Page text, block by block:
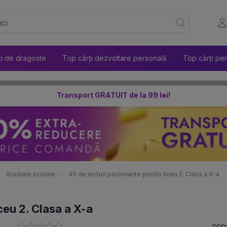
de dragoste Top cărți dezvoltare personală Top cărți
Transport GRATUIT de la 99 lei!
Auxiliare scolare 40 de lecturi pasionante pentru liceu 2. Clasa a X-a
2. Clasa a X-a